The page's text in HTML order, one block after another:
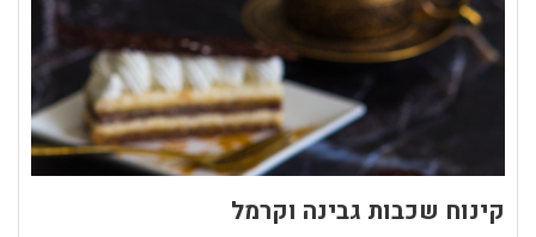
קינוח שכבות גבינה וקרמל